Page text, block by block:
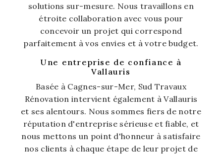
solutions sur-mesure. Nous travaillons en
étroite collaboration avec vous pour
concevoir un projet qui correspond
parfaitement à vos envies et à votre budget.
Une entreprise de confiance à
Vallauris
Basée à Cagnes-sur-Mer, Sud Travaux
Rénovation intervient également à Vallauris
et ses alentours. Nous sommes fiers de notre
réputation d'entreprise sérieuse et fiable, et
nous mettons un point d'honneur à satisfaire
nos clients à chaque étape de leur projet de